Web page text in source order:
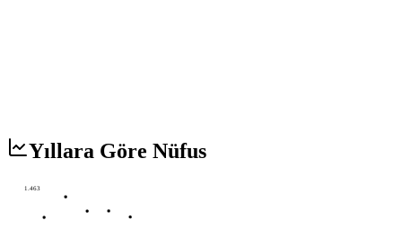
Yıllara Göre Nüfus
1.463